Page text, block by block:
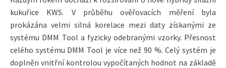
kukuřice KWS. V průběhu ověřovacích měření byla
prokázána velmi silná korelace mezi daty získanými ze
systému DMM Tool a fyzicky odebranými vzorky. Přesnost
celého systému DMM Tool je více než 90 %. Celý systém je
doplněn vnitřní kontrolou vypočítaných hodnot na základě